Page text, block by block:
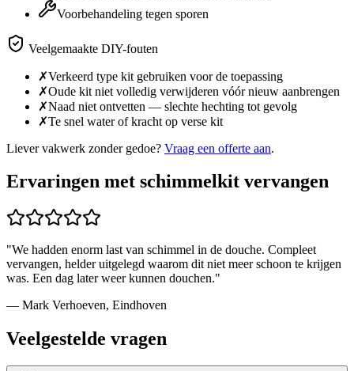
Voorbehandeling tegen sporen
Veelgemaakte DIY-fouten
✗Verkeerd type kit gebruiken voor de toepassing
✗Oude kit niet volledig verwijderen vóór nieuw aanbrengen
✗Naad niet ontvetten — slechte hechting tot gevolg
✗Te snel water of kracht op verse kit
Liever vakwerk zonder gedoe? Vraag een offerte aan.
Ervaringen met schimmelkit vervangen
"We hadden enorm last van schimmel in de douche. Compleet
vervangen, helder uitgelegd waarom dit niet meer schoon te krijgen
was. Een dag later weer kunnen douchen."
— Mark Verhoeven, Eindhoven
Veelgestelde vragen